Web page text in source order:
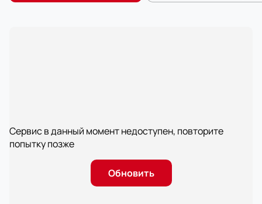
Сервис в данный момент недоступен, повторите
попытку позже
Обновить